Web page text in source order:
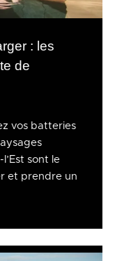
: les
de
vos batteries
sont le
et prendre un